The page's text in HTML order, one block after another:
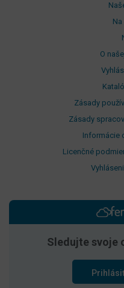
O
Zásady
Zásady
Informácie
Licenčné
Sledujte svoje